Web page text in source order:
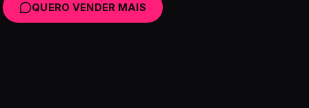
QUERO VENDER MAIS